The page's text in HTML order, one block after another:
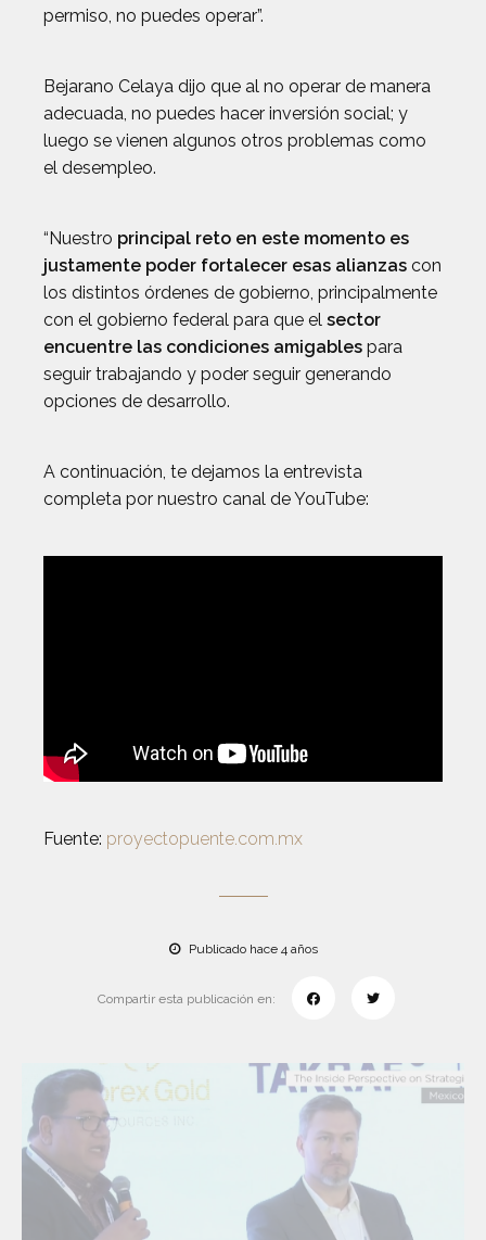
permiso, no puedes operar”.
Bejarano Celaya dijo que al no operar de manera
adecuada, no puedes hacer inversión social; y
luego se vienen algunos otros problemas como
el desempleo.
“Nuestro principal reto en este momento es
justamente poder fortalecer esas alianzas con
los distintos órdenes de gobierno, principalmente
con el gobierno federal para que el sector
encuentre las condiciones amigables para
seguir trabajando y poder seguir generando
opciones de desarrollo.
A continuación, te dejamos la entrevista
completa por nuestro canal de YouTube:
Fuente: proyectopuente.com.mx
Publicado hace 4 años
Compartir esta publicación en: